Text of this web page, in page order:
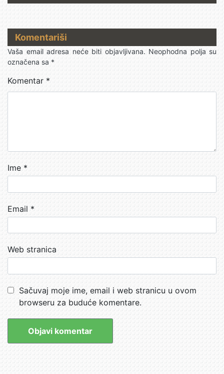
Komentariši
Vaša email adresa neće biti objavljivana. Neophodna polja su
označena sa*
Komentar *
Ime*
Email*
Web stranica
Sačuvaj moje ime, email i web stranicu u ovom
browseru za buduće komentare.